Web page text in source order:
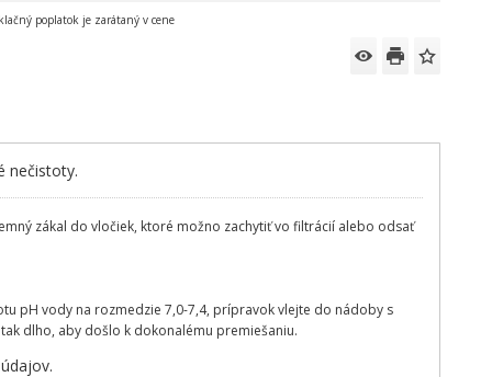
poplatok je zarátaný v cene
nečistoty.
zákal do vločiek, ktoré možno zachytiť vo filtrácií alebo odsať
pH vody na rozmedzie 7,0-7,4, prípravok vlejte do nádoby s
dlho, aby došlo k dokonalému premiešaniu.